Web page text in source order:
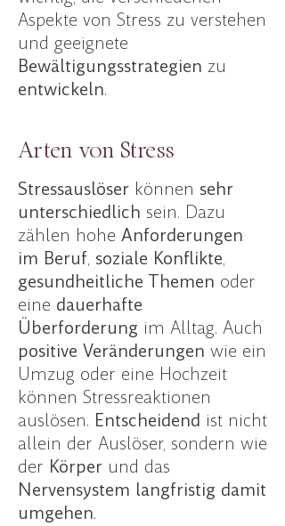
Aspekte von Stress zu verstehen
und geeignete
Bewältigungsstrategien zu
entwickeln.
Arten von Stress
Stressauslöser können sehr
unterschiedlich sein. Dazu
zählen hohe Anforderungen
im Beruf, soziale Konflikte,
gesundheitliche Themen oder
eine dauerhafte
Überforderung im Alltag. Auch
positive Veränderungen wie ein
Umzug oder eine Hochzeit
können Stressreaktionen
auslösen. Entscheidend ist nicht
allein der Auslöser, sondern wie
der Körper und das
Nervensystem langfristig damit
umgehen.